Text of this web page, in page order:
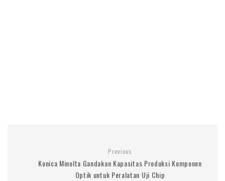
Previous
Konica Minolta Gandakan Kapasitas Produksi Komponen
Optik untuk Peralatan Uji Chip